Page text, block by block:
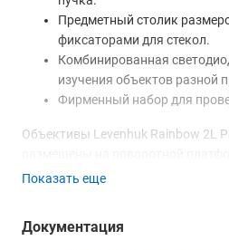
Предметный столик
фиксаторами для стекол.
Комбинированная
изучения объектов разной
Фирменный набор для
Объективы Levenhuk Rainbow 2L
что облегчает их смену в
помощью винтов грубой
Показать еще
Документация